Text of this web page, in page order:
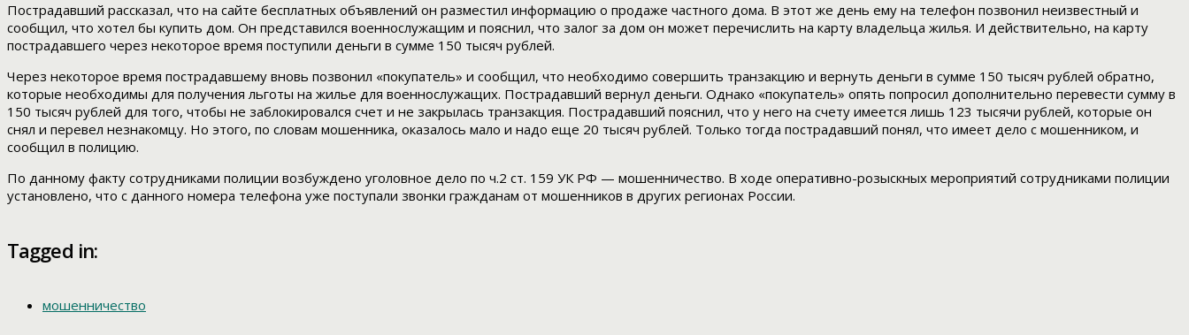
Пострадавший рассказал, что на сайте бесплатных объявлений он разместил информацию о продаже частного дома. В этот же день ему на телефон позвонил неизвестный и
сообщил, что хотел бы купить дом. Он представился военнослужащим и пояснил, что залог за дом он может перечислить на карту владельца жилья. И действительно, на карту
пострадавшего через некоторое время поступили деньги в сумме 150 тысяч рублей.
Через некоторое время пострадавшему вновь позвонил «покупатель» и сообщил, что необходимо совершить транзакцию и вернуть деньги в сумме 150 тысяч рублей обратно,
которые необходимы для получения льготы на жилье для военнослужащих. Пострадавший вернул деньги. Однако «покупатель» опять попросил дополнительно перевести сумму в
150 тысяч рублей для того, чтобы не заблокировался счет и не закрылась транзакция. Пострадавший пояснил, что у него на счету имеется лишь 123 тысячи рублей, которые он
снял и перевел незнакомцу. Но этого, по словам мошенника, оказалось мало и надо еще 20 тысяч рублей. Только тогда пострадавший понял, что имеет дело с мошенником, и
сообщил в полицию.
По данному факту сотрудниками полиции возбуждено уголовное дело по ч.2 ст. 159 УК РФ — мошенничество. В ходе оперативно-розыскных мероприятий сотрудниками полиции
установлено, что с данного номера телефона уже поступали звонки гражданам от мошенников в других регионах России.
Tagged in:
мошенничество